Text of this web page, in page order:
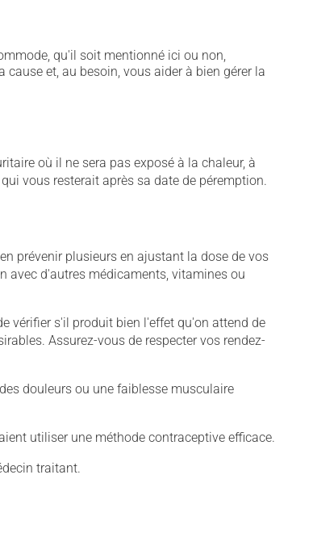
qu'il soit mentionné ici ou non,
et, au besoin, vous aider à bien gérer la
où il ne sera pas exposé à la chaleur, à
vous resterait après sa date de péremption.
prévenir plusieurs en ajustant la dose de vos
avec d'autres médicaments, vitamines ou
vérifier s'il produit bien l'effet qu'on attend de
Assurez-vous de respecter vos rendez-
douleurs ou une faiblesse musculaire
utiliser une méthode contraceptive efficace.
traitant.